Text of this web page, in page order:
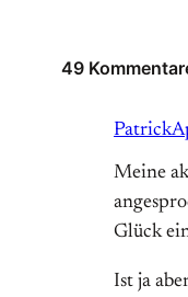
49
Patrick
Meine
Glück
Ist ja